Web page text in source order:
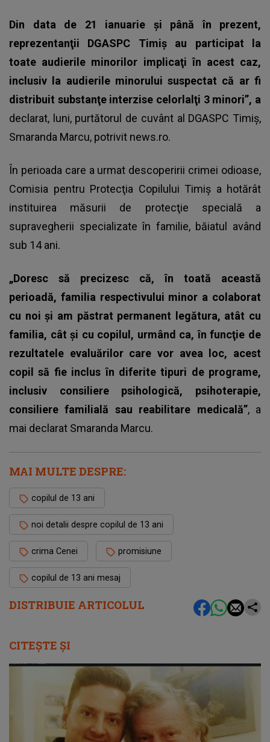
DISTRIBUIE ARTICOLUL
Din data de 21 ianuarie şi până în prezent,
reprezentanţii DGASPC Timiş au participat la
toate audierile minorilor implicaţi în acest caz,
inclusiv la audierile minorului suspectat că ar fi
distribuit substanţe interzise celorlalţi 3 minori”, a
declarat, luni, purtătorul de cuvânt al DGASPC Timiş,
Smaranda Marcu, potrivit news.ro.
În perioada care a urmat descoperirii crimei odioase,
Comisia pentru Protecţia Copilului Timiş a hotărât
instituirea măsurii de protecţie specială a
supravegherii specializate în familie, băiatul având
sub 14 ani.
„Doresc să precizesc că, în toată această
perioadă, familia respectivului minor a colaborat
cu noi şi am păstrat permanent legătura, atât cu
familia, cât şi cu copilul, urmând ca, în funcţie de
rezultatele evaluărilor care vor avea loc, acest
copil să fie inclus în diferite tipuri de programe,
inclusiv consiliere psihologică, psihoterapie,
consiliere familială sau reabilitare medicală”, a
mai declarat Smaranda Marcu.
MAI MULTE DESPRE:
copilul de 13 ani
noi detalii despre copilul de 13 ani
crima Cenei promisiune
copilul de 13 ani mesaj
CITEȘTE ȘI